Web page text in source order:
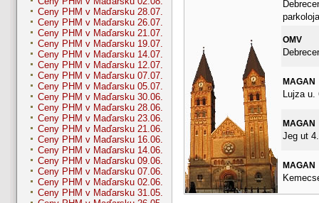
Ceny PHM v Maďarsku 28.07.
Ceny PHM v Maďarsku 26.07.
Ceny PHM v Maďarsku 21.07.
Ceny PHM v Maďarsku 19.07.
Ceny PHM v Maďarsku 14.07.
Ceny PHM v Maďarsku 12.07.
Ceny PHM v Maďarsku 07.07.
Ceny PHM v Maďarsku 05.07.
Ceny PHM v Maďarsku 30.06.
Ceny PHM v Maďarsku 28.06.
Ceny PHM v Maďarsku 23.06.
Ceny PHM v Maďarsku 21.06.
Ceny PHM v Maďarsku 16.06.
Ceny PHM v Maďarsku 14.06.
Ceny PHM v Maďarsku 09.06.
Ceny PHM v Maďarsku 07.06.
Ceny PHM v Maďarsku 02.06.
Ceny PHM v Maďarsku 31.05.
OMV
MAGAN
Lujza u.
MAGAN
Jeg ut 4.
MAGAN